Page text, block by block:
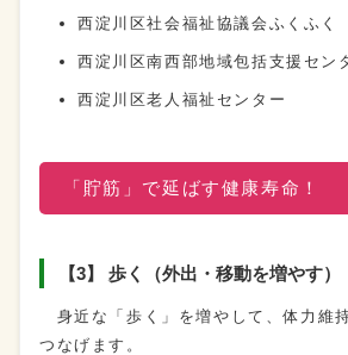
西淀川区社会福祉協議会ふくふく
西淀川区南西部地域包括支援セン
西淀川区老人福祉センター
「貯筋」で延ばす健康寿命！
【3】 歩く（外出・移動を増やす）
身近な「歩く」を増やして、体力維
つなげます。